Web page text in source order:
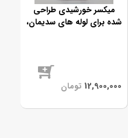
میکسر خورشیدی طراحی
شده برای لوله های سدیمان،
موجود